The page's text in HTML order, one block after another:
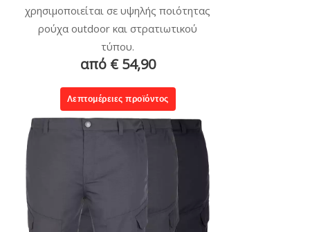
χρησιμοποιείται σε υψηλής ποιότητας
ρούχα outdoor και στρατιωτικού
τύπου.
από € 54,90
Λεπτομέρειες προϊόντος